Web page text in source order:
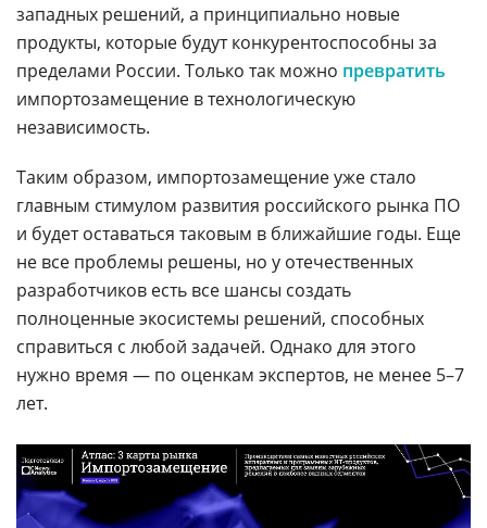
западных решений, а принципиально новые
продукты, которые будут конкурентоспособны за
пределами России. Только так можно превратить
импортозамещение в технологическую
независимость.
Таким образом, импортозамещение уже стало
главным стимулом развития российского рынка ПО
и будет оставаться таковым в ближайшие годы. Еще
не все проблемы решены, но у отечественных
разработчиков есть все шансы создать
полноценные экосистемы решений, способных
справиться с любой задачей. Однако для этого
нужно время — по оценкам экспертов, не менее 5–7
лет.